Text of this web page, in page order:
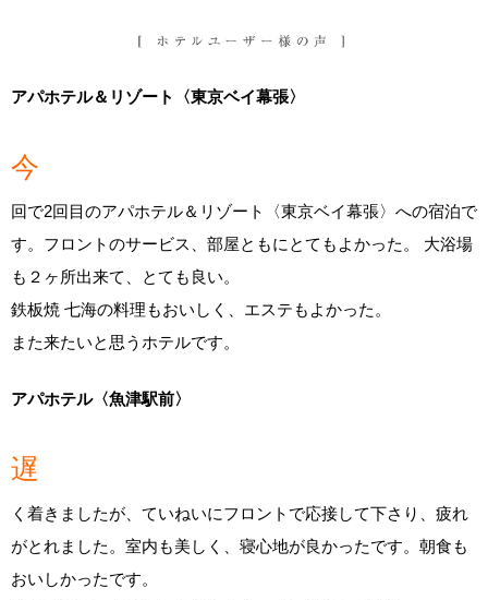
アパホテル＆リゾート〈東京ベイ幕張〉
今
回で2回目のアパホテル＆リゾート〈東京ベイ幕張〉への宿泊で
す。フロントのサービス、部屋ともにとてもよかった。 大浴場
も２ヶ所出来て、とても良い。
鉄板焼 七海の料理もおいしく、エステもよかった。
また来たいと思うホテルです。
アパホテル〈魚津駅前〉
遅
く着きましたが、ていねいにフロントで応接して下さり、疲れ
がとれました。室内も美しく、寝心地が良かったです。朝食も
おいしかったです。